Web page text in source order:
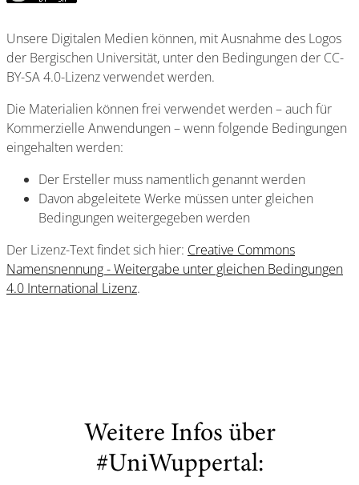
Unsere Digitalen Medien können, mit Ausnahme des Logos
der Bergischen Universität, unter den Bedingungen der CC-
BY-SA 4.0-Lizenz verwendet werden.
Die Materialien können frei verwendet werden – auch für
Kommerzielle Anwendungen – wenn folgende Bedingungen
eingehalten werden:
Der Ersteller muss namentlich genannt werden
Davon abgeleitete Werke müssen unter gleichen
Bedingungen weitergegeben werden
Der Lizenz-Text findet sich hier: Creative Commons
Namensnennung - Weitergabe unter gleichen Bedingungen
4.0 International Lizenz.
Weitere Infos über
#UniWuppertal: